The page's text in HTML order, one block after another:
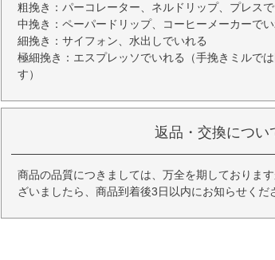
粗挽き：パーコレーター、ネルドリップ、プレス
中挽き：ペーパードリップ、コーヒーメーカーで
細挽き：サイフォン、水出しでいれる
極細挽き：エスプレッソでいれる（手挽きミルで
す）
返品・交換につい
商品の品質につきましては、万全を期しておりま
ざいましたら、商品到着後3日以内にお知らせくだ